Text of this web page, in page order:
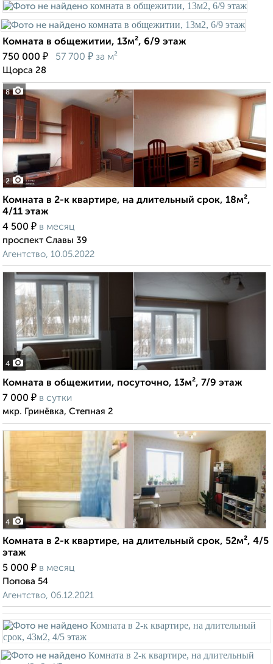
8
Комната в общежитии, 13м², 6/9 этаж
750 000 ₽ 57 700 ₽ за м²
Щорса 28
2
Комната в 2-к квартире, на длительный срок, 18м²,
4/11 этаж
4 500 ₽ в месяц
проспект Славы 39
Агентство, 10.05.2022
4
Комната в общежитии, посуточно, 13м², 7/9 этаж
7 000 ₽ в сутки
мкр. Гринёвка, Степная 2
4
Комната в 2-к квартире, на длительный срок, 52м², 4/5
этаж
5 000 ₽ в месяц
Попова 54
Агентство, 06.12.2021